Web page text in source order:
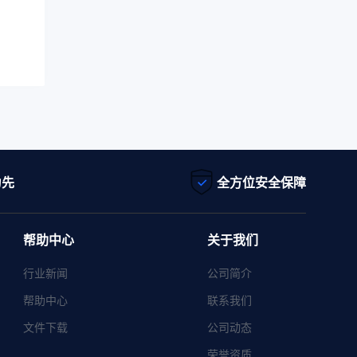
全方位安全保障
帮助中心
行业新闻
帮助中心
文件下载
关于我们
公司简介
联系我们
公司动态